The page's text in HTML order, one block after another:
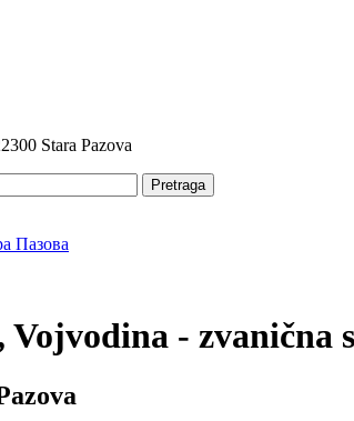
Stara Pazova
Pretraga
Vojvodina - zvanična